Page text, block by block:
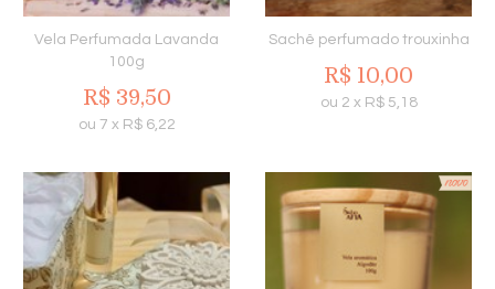
Vela Perfumada Lavanda
100g
R$ 39,50
ou 7 x R$ 6,22
Sachê perfumado trouxinha
R$ 10,00
ou 2 x R$ 5,18